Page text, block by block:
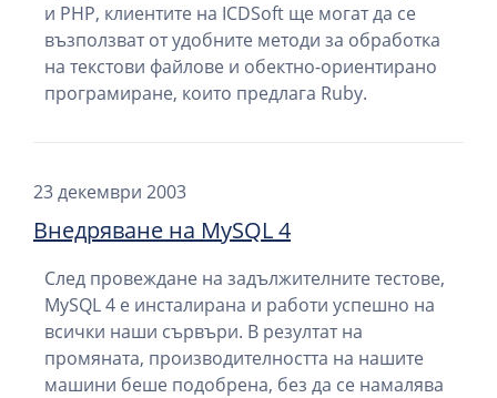
и PHP, клиентите на ICDSoft ще могат да се
възползват от удобните методи за обработка
на текстови файлове и обектно-ориентирано
програмиране, които предлага Ruby.
23 декември 2003
Внедряване на MySQL 4
След провеждане на задължителните тестове,
MySQL 4 е инсталирана и работи успешно на
всички наши сървъри. В резултат на
промяната, производителността на нашите
машини беше подобрена, без да се намалява